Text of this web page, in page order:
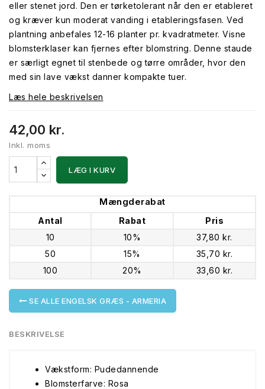
eller stenet jord. Den er tørketolerant når den er etableret
og kræver kun moderat vanding i etableringsfasen. Ved
plantning anbefales 12-16 planter pr. kvadratmeter. Visne
blomsterklaser kan fjernes efter blomstring. Denne staude
er særligt egnet til stenbede og tørre områder, hvor den
med sin lave vækst danner kompakte tuer.
Læs hele beskrivelsen
42,00 kr.
Inkl. moms
LÆG I KURV
Mængderabat
Antal Rabat
Pris
10
10%
37,80 kr.
50
15%
35,70 kr.
100
20% 33,60 kr.
SE ALLE ENGELSK GRÆS - ARMERIA
BESKRIVELSE
Vækstform: Pudedannende
Blomsterfarve: Rosa